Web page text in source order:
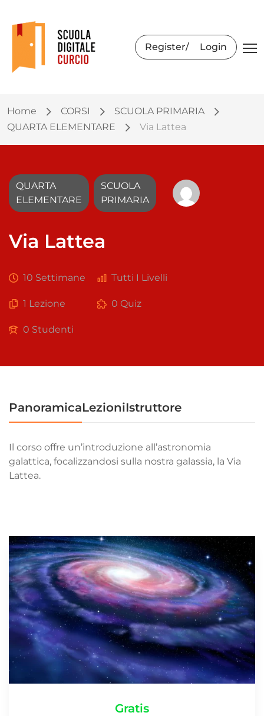
Register Login
Home CORSI
SCUOLA PRIMARIA
QUARTA ELEMENTARE
Via Lattea
QUARTA
ELEMENTARE
SCUOLA
PRIMARIA
Via Lattea
10 Settimane Tutti I Livelli
1 Lezione 0 Quiz
0 Studenti
PanoramicaLezioniIstruttore
Il corso offre un’introduzione all’astronomia
galattica, focalizzandosi sulla nostra galassia, la Via
Lattea.
Gratis